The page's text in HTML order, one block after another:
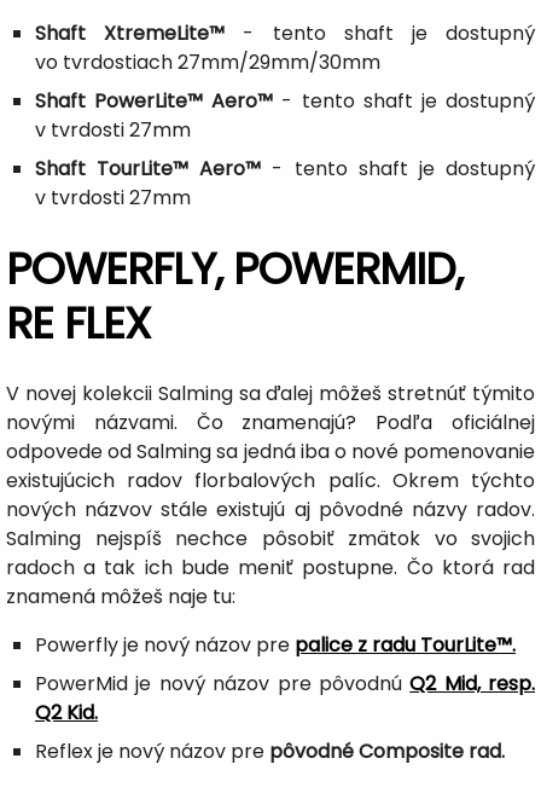
Shaft XtremeLite™ - tento shaft je dostupný
vo tvrdostiach 27mm/29mm/30mm
Shaft PowerLite™ Aero™ - tento shaft je dostupný
v tvrdosti 27mm
Shaft TourLite™ Aero™ - tento shaft je dostupný
v tvrdosti 27mm
POWERFLY, POWERMID,
RE FLEX
V novej kolekcii Salming sa ďalej môžeš stretnúť týmito
novými názvami. Čo znamenajú? Podľa oficiálnej
odpovede od Salming sa jedná iba o nové pomenovanie
existujúcich radov florbalových palíc. Okrem týchto
nových názvov stále existujú aj pôvodné názvy radov.
Salming nejspíš nechce pôsobiť zmätok vo svojich
radoch a tak ich bude meniť postupne. Čo ktorá rad
znamená môžeš naje tu:
Powerfly je nový názov pre palice z radu TourLite™.
PowerMid je nový názov pre pôvodnúQ2 Mid, resp.
Q2 Kid.
Reflex je nový názov pre pôvodné Composite rad.